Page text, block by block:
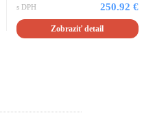
s DPH 250.92 €
Zobraziť detail